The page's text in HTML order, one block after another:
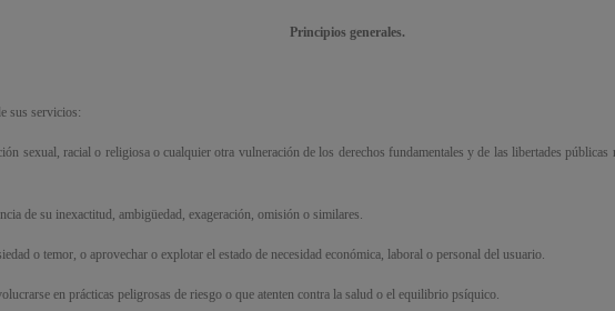
Principios generales.
sus servicios:
sexual, racial o religiosa o cualquier otra vulneración de los derechos fundamentales y de las libertades
de su inexactitud, ambigüedad, exageración, omisión o similares.
o temor, o aprovechar o explotar el estado de necesidad económica, laboral o personal del usuario.
en prácticas peligrosas de riesgo o que atenten contra la salud o el equilibrio psíquico.